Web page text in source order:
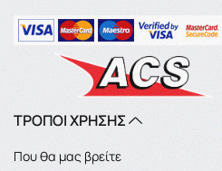
ΤΡΟΠΟΙ ΧΡΗΣΗΣ
Που θα μας βρείτε